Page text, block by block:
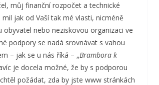
můj finanční rozpočet a technické
jak od Vaší tak mé vlasti, nicméně
nebo neziskovou organizaci ve
podpory se nadá srovnávat s vahou
– jak se u nás říká – „Brambora k
je docela možné, že by s podporou
požádat, zda by jste www stránkách